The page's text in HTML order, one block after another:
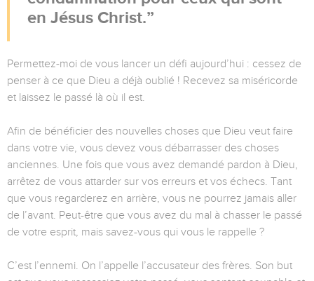
en Jésus Christ.
Permettez-moi de vous lancer un défi aujourd’hui : cessez de
penser à ce que Dieu a déjà oublié ! Recevez sa miséricorde
et laissez le passé là où il est.
Afin de bénéficier des nouvelles choses que Dieu veut faire
dans votre vie, vous devez vous débarrasser des choses
anciennes. Une fois que vous avez demandé pardon à Dieu,
arrêtez de vous attarder sur vos erreurs et vos échecs. Tant
que vous regarderez en arrière, vous ne pourrez jamais aller
de l’avant. Peut-être que vous avez du mal à chasser le passé
de votre esprit, mais savez-vous qui vous le rappelle ?
C’est l’ennemi. On l’appelle l’accusateur des frères. Son but